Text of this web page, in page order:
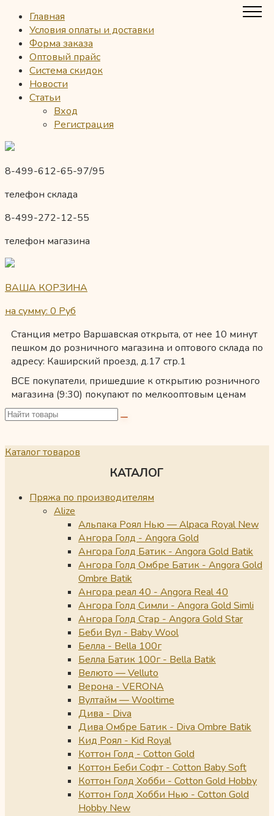
Главная
Условия оплаты и доставки
Форма заказа
Оптовый прайс
Система скидок
Новости
Статьи
Вход
Регистрация
8-499-612-65-97/95
телефон склада
8-499-272-12-55
телефон магазина
ВАША КОРЗИНА
на сумму: 0 Руб
Станция метро Варшавская открыта, от нее 10 минут
пешком до розничного магазина и оптового склада по
адресу: Каширский проезд, д.17 стр.1
ВСЕ покупатели, пришедшие к открытию розничного
магазина (9:30) покупают по мелкооптовым ценам
Каталог товаров
КАТАЛОГ
Пряжа по производителям
Alize
Альпака Роял Нью — Alpaca Royal New
Ангора Голд - Angora Gold
Ангора Голд Батик - Angora Gold Batik
Ангора Голд Омбре Батик - Angora Gold
Ombre Batik
Ангора реал 40 - Angora Real 40
Ангора Голд Симли - Angora Gold Simli
Ангора Голд Стар - Angora Gold Star
Беби Вул - Baby Wool
Белла - Bella 100г
Белла Батик 100г - Bella Batik
Велюто — Velluto
Верона - VERONA
Вултайм — Wooltime
Дива - Diva
Дива Омбре Батик - Diva Ombre Batik
Кид Роял - Kid Royal
Коттон Голд - Cotton Gold
Коттон Беби Софт - Cotton Baby Soft
Коттон Голд Хобби - Cotton Gold Hobby
Коттон Голд Хобби Нью - Cotton Gold
Hobby New